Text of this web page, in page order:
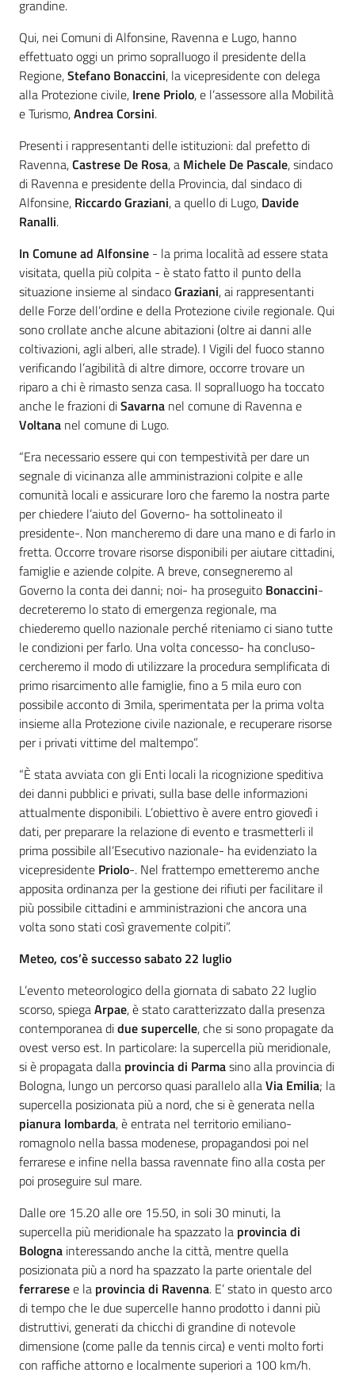
grandine.
Qui, nei Comuni di Alfonsine, Ravenna e Lugo, hanno
effettuato oggi un primo sopralluogo il presidente della
Regione,Stefano Bonaccini, la vicepresidente con delega
alla Protezione civile, Irene Priolo, e l’assessore alla Mobilità
e Turismo,Andrea Corsini.
Presenti i rappresentanti delle istituzioni: dal prefetto di
Ravenna,Castrese De Rosa, a Michele De Pascale, sindaco
di Ravenna e presidente della Provincia, dal sindaco di
Alfonsine, Riccardo Graziani, a quello di Lugo, Davide
Ranalli.
In Comune ad Alfonsine - la prima località ad essere stata
visitata, quella più colpita - è stato fatto il punto della
situazione insieme al sindacoGraziani, ai rappresentanti
delle Forze dell’ordine e della Protezione civile regionale. Qui
sono crollate anche alcune abitazioni (oltre ai danni alle
coltivazioni, agli alberi, alle strade). I Vigili del fuoco stanno
verificando l’agibilità di altre dimore, occorre trovare un
riparo a chi è rimasto senza casa. Il sopralluogo ha toccato
anche le frazioni diSavarna nel comune di Ravenna e
Voltana nel comune di Lugo.
“Era necessario essere qui con tempestività per dare un
segnale di vicinanza alle amministrazioni colpite e alle
comunità locali e assicurare loro che faremo la nostra parte
per chiedere l’aiuto del Governo- ha sottolineato il
presidente-. Non mancheremo di dare una mano e di farlo in
fretta. Occorre trovare risorse disponibili per aiutare cittadini,
famiglie e aziende colpite. A breve, consegneremo al
Governo la conta dei danni; noi- ha proseguito Bonaccini-
decreteremo lo stato di emergenza regionale, ma
chiederemo quello nazionale perché riteniamo ci siano tutte
le condizioni per farlo. Una volta concesso- ha concluso-
cercheremo il modo di utilizzare la procedura semplificata di
primo risarcimento alle famiglie, fino a 5 mila euro con
possibile acconto di 3mila, sperimentata per la prima volta
insieme alla Protezione civile nazionale, e recuperare risorse
per i privati vittime del maltempo”.
“È stata avviata con gli Enti locali la ricognizione speditiva
dei danni pubblici e privati, sulla base delle informazioni
attualmente disponibili. L’obiettivo è avere entro giovedì i
dati, per preparare la relazione di evento e trasmetterli il
prima possibile all’Esecutivo nazionale- ha evidenziato la
vicepresidente Priolo-. Nel frattempo emetteremo anche
apposita ordinanza per la gestione dei rifiuti per facilitare il
più possibile cittadini e amministrazioni che ancora una
volta sono stati così gravemente colpiti”.
Meteo, cos’è successo sabato 22 luglio
L’evento meteorologico della giornata di sabato 22 luglio
scorso, spiegaArpae, è stato caratterizzato dalla presenza
contemporanea didue supercelle, che si sono propagate da
ovest verso est. In particolare: la supercella più meridionale,
si è propagata dalla provincia di Parmasino alla provincia di
Bologna, lungo un percorso quasi parallelo allaVia Emilia; la
supercella posizionata più a nord, che si è generata nella
pianura lombarda, è entrata nel territorio emiliano-
romagnolo nella bassa modenese, propagandosi poi nel
ferrarese e infine nella bassa ravennate fino alla costa per
poi proseguire sul mare.
Dalle ore 15.20 alle ore 15.50, in soli 30 minuti, la
supercella più meridionale ha spazzato la provincia di
Bologna interessando anche la città, mentre quella
posizionata più a nord ha spazzato la parte orientale del
ferraresee la provincia di Ravenna. E’ stato in questo arco
di tempo che le due supercelle hanno prodotto i danni più
distruttivi, generati da chicchi di grandine di notevole
dimensione (come palle da tennis circa) e venti molto forti
con raffiche attorno e localmente superiori a 100 km/h.